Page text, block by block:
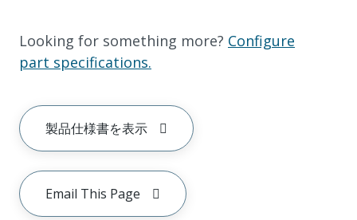
Looking for something more? Configure
part specifications.
製品仕様書を表示
Email This Page